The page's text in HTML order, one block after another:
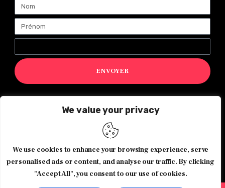
We value your privacy
We use cookies to enhance your browsing experience, serve
personalised ads or content, and analyse our traffic. By clicking
"Accept All", you consent to our use of cookies.
ENVOYER
Magazine Exquis© 2026 Tous droits réservés -Made with ♥️
byAgence de communication JOUR J